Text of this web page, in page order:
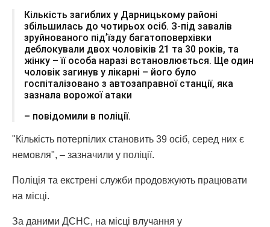
Кількість загиблих у Дарницькому районі
збільшилась до чотирьох осіб. З-під завалів
зруйнованого підʼїзду багатоповерхівки
деблокували двох чоловіків 21 та 30 років, та
жінку – її особа наразі встановлюється. Ще один
чоловік загинув у лікарні – його було
госпіталізовано з автозаправної станції, яка
зазнала ворожої атаки
– повідомили в поліції.
"Кількість потерпілих становить 39 осіб, серед них є
немовля", – зазначили у поліції.
Поліція та екстрені служби продовжують працювати
на місці.
За даними ДСНС, на місці влучання у